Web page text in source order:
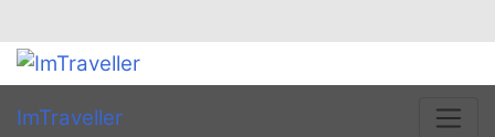
ImTraveller